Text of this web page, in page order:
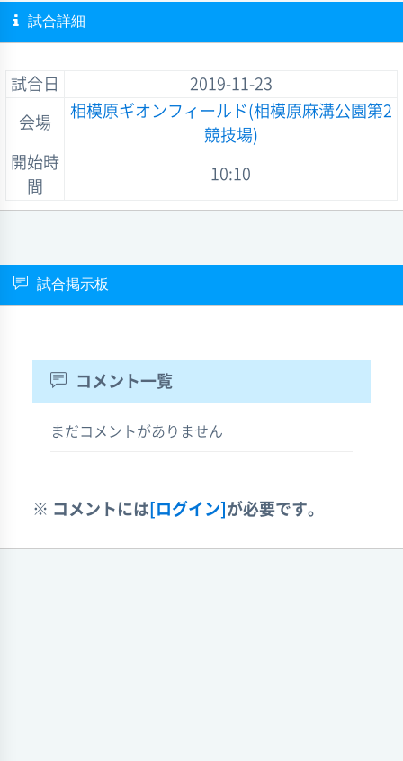
試合詳細
試合日 2019-11-23
会場
相模原ギオンフィールド(相模原麻溝公園第2
競技場)
開始時
間
10:10
試合掲示板
コメント一覧
まだコメントがありません
※ コメントには [ログイン] が必要です。